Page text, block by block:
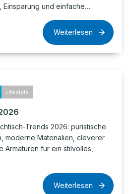
Einsparung und einfache…
Weiterlesen
Lifestyle
Trends 2026: puristische
moderne Materialien, cleverer
Armaturen für ein stilvolles,
Weiterlesen